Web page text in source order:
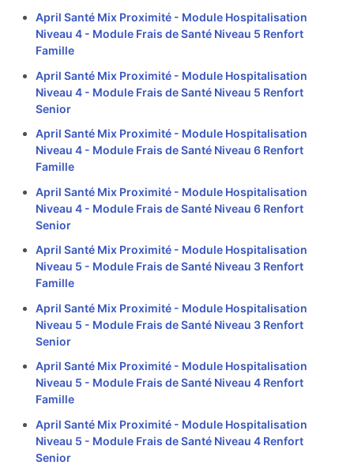
April Santé Mix Proximité - Module Hospitalisation
Niveau 4 - Module Frais de Santé Niveau 5 Renfort
Famille
April Santé Mix Proximité - Module Hospitalisation
Niveau 4 - Module Frais de Santé Niveau 5 Renfort
Senior
April Santé Mix Proximité - Module Hospitalisation
Niveau 4 - Module Frais de Santé Niveau 6 Renfort
Famille
April Santé Mix Proximité - Module Hospitalisation
Niveau 4 - Module Frais de Santé Niveau 6 Renfort
Senior
April Santé Mix Proximité - Module Hospitalisation
Niveau 5 - Module Frais de Santé Niveau 3 Renfort
Famille
April Santé Mix Proximité - Module Hospitalisation
Niveau 5 - Module Frais de Santé Niveau 3 Renfort
Senior
April Santé Mix Proximité - Module Hospitalisation
Niveau 5 - Module Frais de Santé Niveau 4 Renfort
Famille
April Santé Mix Proximité - Module Hospitalisation
Niveau 5 - Module Frais de Santé Niveau 4 Renfort
Senior